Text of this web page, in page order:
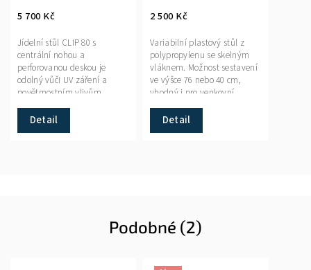
5 700 Kč
Detail
Jídelní stůl CLIP 80 s
centrální nohou a
perforovanou deskou je
odolný vůči UV záření a
povětrnostním vlivům.
Skvělá volba pro zahrady,
terasy i venkovní kavárny.
2 500 Kč
Detail
Variabilní plastový stůl z
polypropylenu se skelným
vláknem. Možnost sestavení
ve výšce 76 nebo 40 cm,
vhodný i pro venkovní
použití.
Podobné (2)